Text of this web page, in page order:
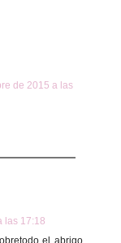
de 2015 a las
las 17:18
el abrigo,